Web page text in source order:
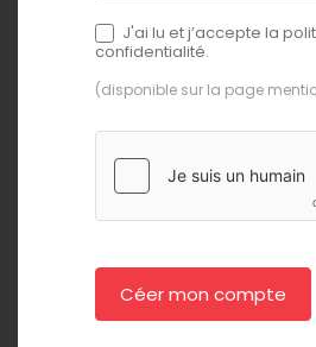
avez-
vous
?
J'ai lu et j’accepte la
confidentialité.
(disponible sur la page
Céer mon compte